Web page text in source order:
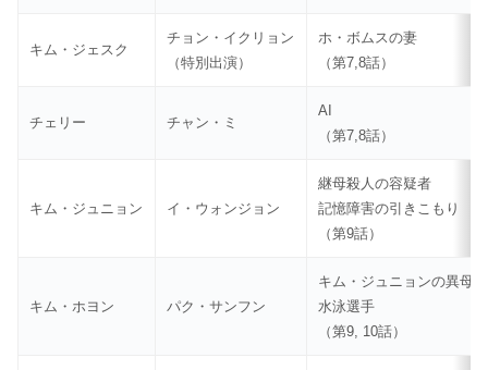
キム・ジェスク
チョン・イクリョン
（特別出演）
ホ・ボムスの妻
（第7,8話）
チェリー チャン・ミ
AI
（第7,8話）
キム・ジュニョン イ・ウォンジョン
継母殺人の容疑者
記憶障害の引きこもり
（第9話）
キム・ホヨン パク・サンフン
キム・ジュニョンの異母弟
水泳選手
（第9, 10話）